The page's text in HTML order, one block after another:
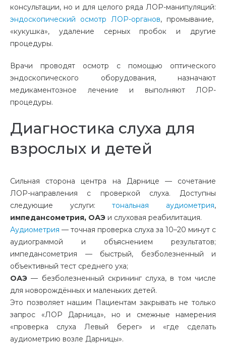
консультации, но и для целого ряда ЛОР-манипуляций:
эндоскопический осмотр ЛОР-органов, промывание,
«кукушка», удаление серных пробок и другие
процедуры.
Врачи проводят осмотр с помощью оптического
эндоскопического оборудования, назначают
медикаментозное лечение и выполняют ЛОР-
процедуры.
Диагностика слуха для
взрослых и детей
Сильная сторона центра на Дарнице — сочетание
ЛОР-направления с проверкой слуха. Доступны
следующие услуги:
тональная аудиометрия,
импедансометрия, ОАЭ и слуховая реабилитация.
Аудиометрия — точная проверка слуха за 10–20 минут с
аудиограммой и объяснением результатов;
импедансометрия — быстрый, безболезненный и
объективный тест среднего уха;
ОАЭ — безболезненный скрининг слуха, в том числе
для новорождённых и маленьких детей.
Это позволяет нашим Пациентам закрывать не только
запрос «ЛОР Дарница», но и смежные намерения
«проверка слуха Левый берег» и «где сделать
аудиометрию возле Дарницы».